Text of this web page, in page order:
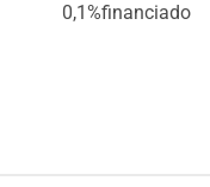
0,1%financiado